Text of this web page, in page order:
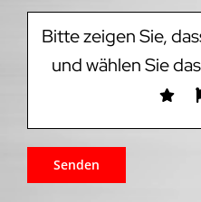
Bitte zeigen Sie,
und wählen Sie